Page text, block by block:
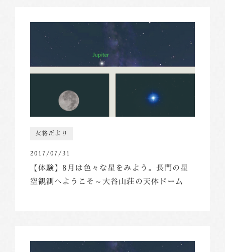
女将だより
2017/07/31
【体験】8月は色々な星をみよう。長門の星
空観測へようこそ～大谷山荘の天体ドーム